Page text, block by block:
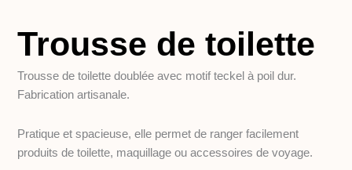
o
k
r
a
m
p
e
Trousse de toilette
Trousse de toilette doublée avec motif teckel à poil dur.
Fabrication artisanale.
Pratique et spacieuse, elle permet de ranger facilement
produits de toilette, maquillage ou accessoires de voyage.